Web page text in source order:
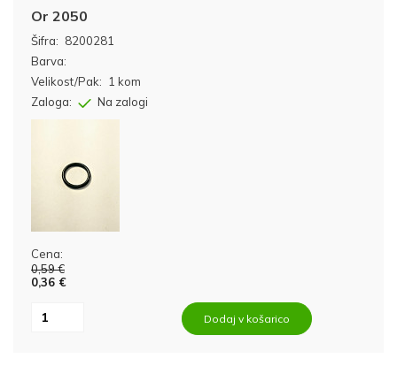
Šifra: 8200281
Or 2050
Barva:
Velikost/Pak:
1 kom
Zaloga:
Na zalogi
Cena:
0,59 €
0,36 €
Dodaj v košarico